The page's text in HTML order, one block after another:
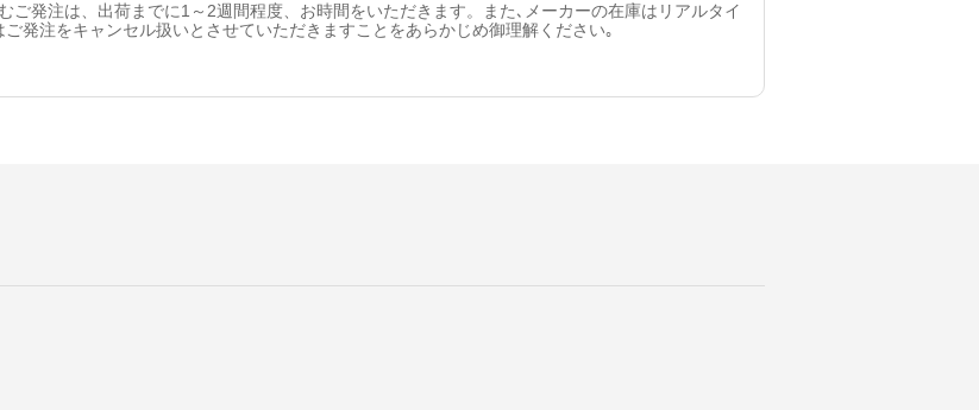
発注は、出荷までに1～2週間程度、お時間をいただきます。また､メーカーの在庫はリアルタイ
発注をキャンセル扱いとさせていただきますことをあらかじめ御理解ください｡